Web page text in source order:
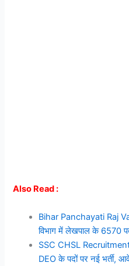
Also Read :
Bihar Panchayati Raj
विभाग में लेखपाल के 6570
SSC CHSL
DEO के पदों पर नई